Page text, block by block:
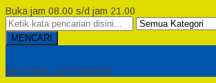
Buka jam 08.00 s/d jam 21.00
MENCARI
Min Haitsu Laa Yahtasib